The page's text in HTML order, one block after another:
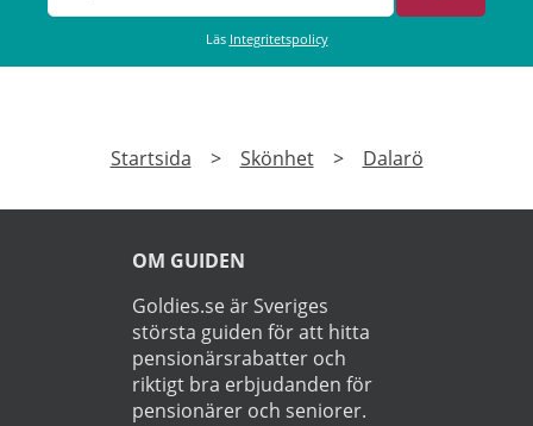
Läs Integritetspolicy
Startsida > Skönhet > Dalarö
OM GUIDEN
Goldies.se är Sveriges
största guiden för att hitta
pensionärsrabatter och
riktigt bra erbjudanden för
pensionärer och seniorer.